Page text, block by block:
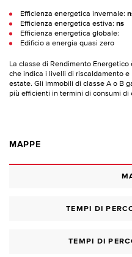
Efficienza energetica invernale:
Efficienza energetica estiva: ns
Efficienza energetica globale:
Edificio a energia quasi zero
La classe di Rendimento
che indica i livelli di riscaldamento
estate. Gli immobili di classe A o B
più efficienti in termini di consumi di
MAPPE
TEMPI DI
TEMPI DI